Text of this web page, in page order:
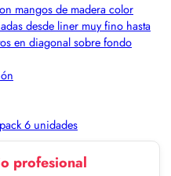
6 unidades
profesional